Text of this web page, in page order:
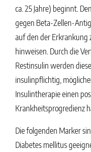
ca. 25 Jahre) beginnt.
gegen Beta-Zellen-
auf den der Erkrankung
hinweisen. Durch die
Restinsulin werden
insulinpflichtig,
Insulintherapie einen
Krankheitsprogredienz
Die folgenden Marker
Diabetes mellitus